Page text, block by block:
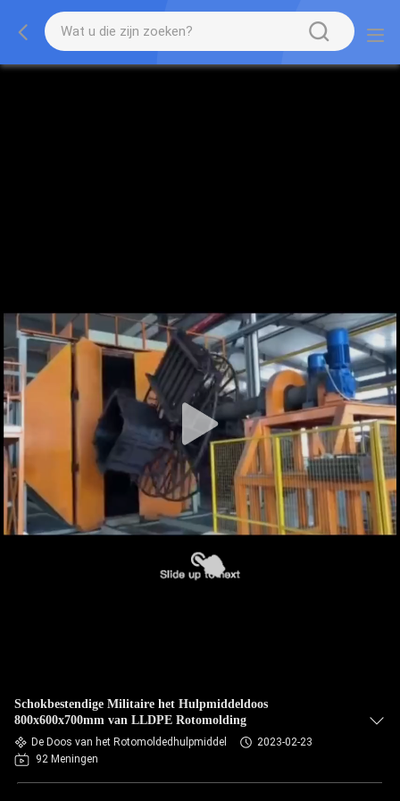
Schokbestendige Militaire het Hulpmiddeldoos
800x600x700mm van LLDPE Rotomolding
De Doos van het Rotomoldedhulpmiddel
2023-02-23
92 Meningen